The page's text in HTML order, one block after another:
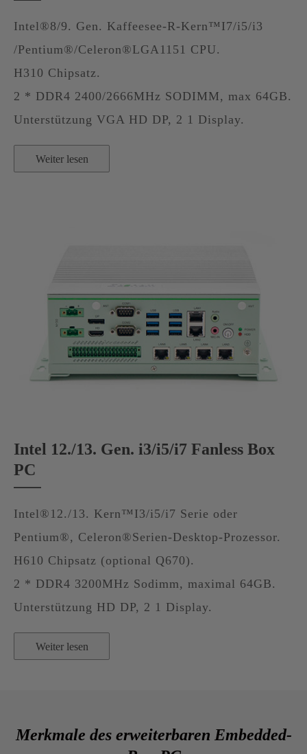
Intel®8/9. Gen. Kaffeesee-R-Kern™I7/i5/i3
/Pentium®/Celeron®LGA1151 CPU.
H310 Chipsatz.
2 * DDR4 2400/2666MHz SODIMM, max 64GB.
Unterstützung VGA HD DP, 2 1 Display.
Weiter lesen
Intel 12./13. Gen. i3/i5/i7 Fanless Box
PC
Intel®12./13. Kern™I3/i5/i7 Serie oder
Pentium®, Celeron®Serien-Desktop-Prozessor.
H610 Chipsatz (optional Q670).
2 * DDR4 3200MHz Sodimm, maximal 64GB.
Unterstützung HD DP, 2 1 Display.
Weiter lesen
Merkmale des erweiterbaren Embedded-